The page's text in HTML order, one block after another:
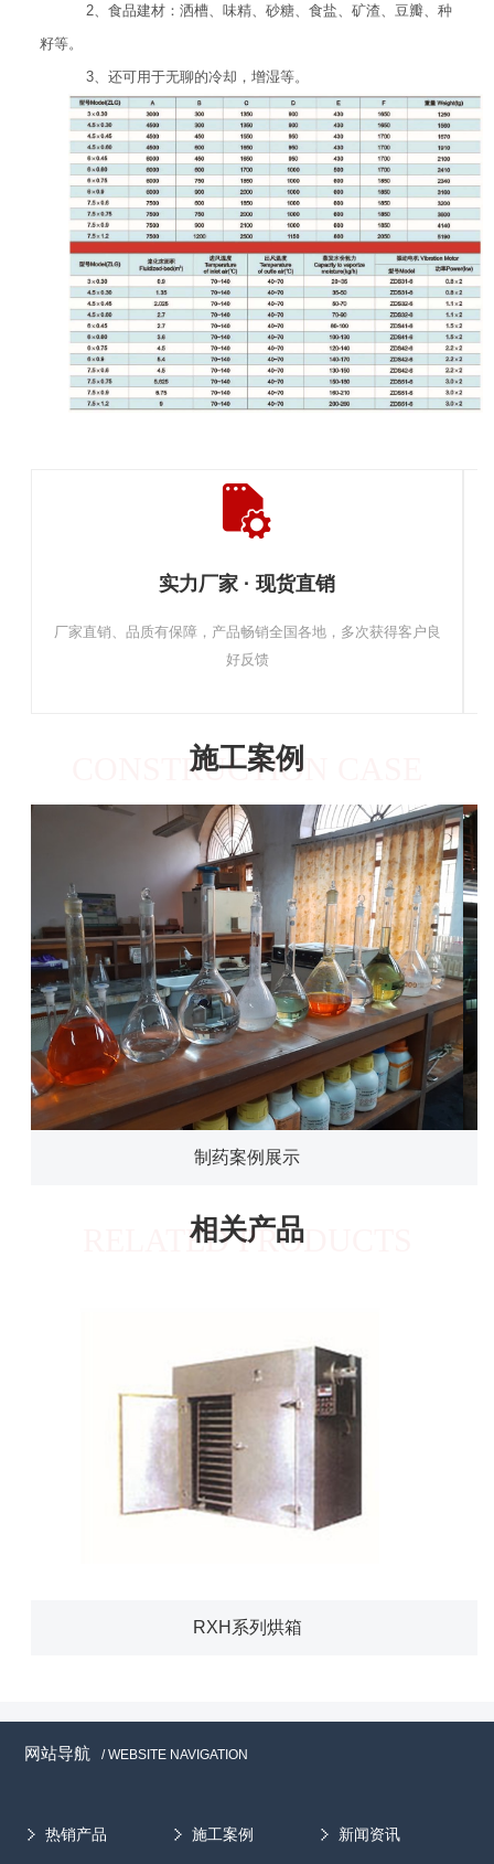
2、食品建材：洒槽、味精、砂糖、食盐、矿渣、豆瓣、种
籽等。
3、还可用于无聊的冷却，增湿等。
实力厂家 · 现货直销
厂家直销、品质有保障，产品畅销全国各地，多次获得客户良
好反馈
施工案例
CONSTRUCTION CASE
制药案例展示
相关产品
RELATED PRODUCTS
RXH系列烘箱
网站导航 / WEBSITE NAVIGATION
热销产品 施工案例 新闻资讯